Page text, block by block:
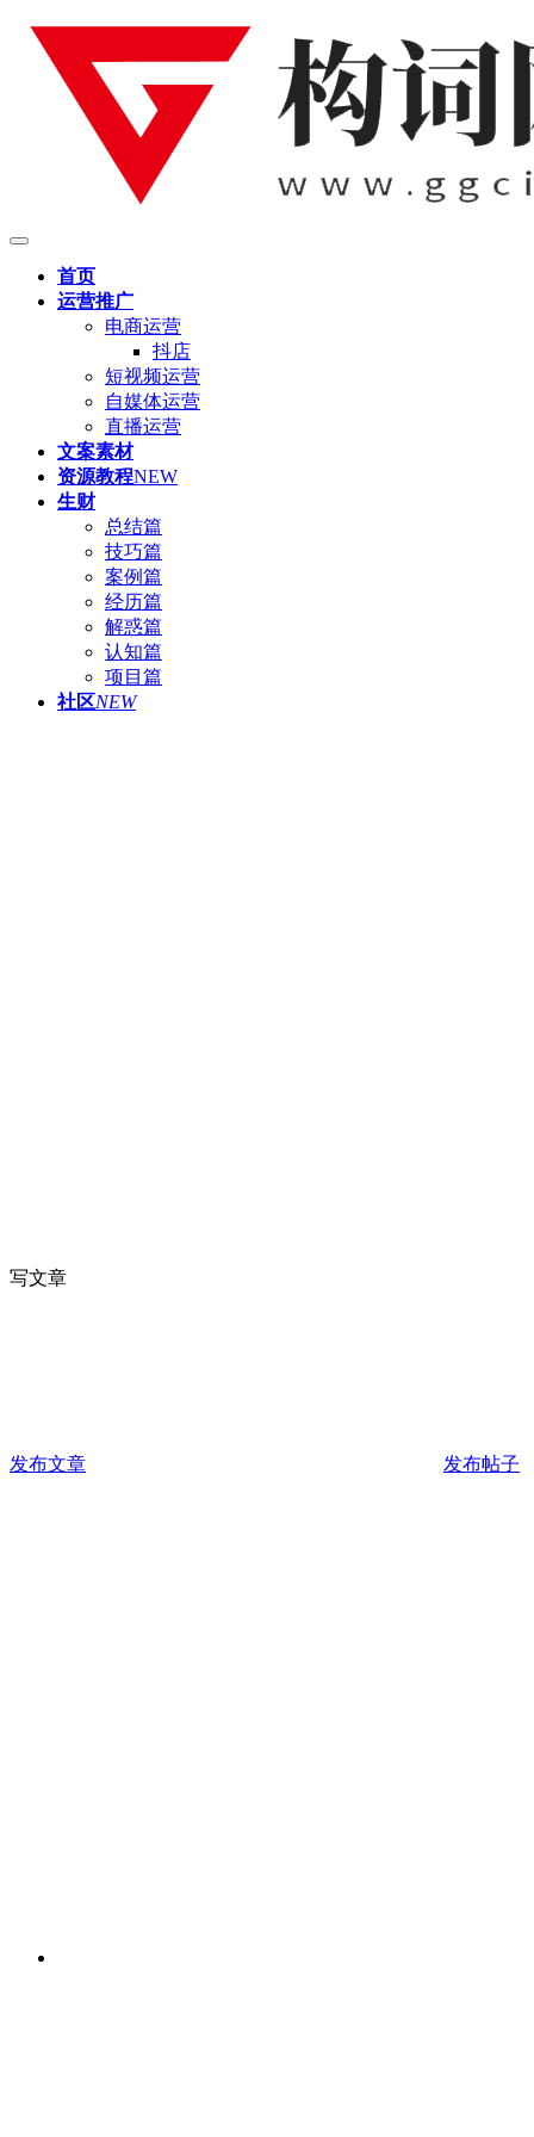
首页
运营推广
电商运营
抖店
短视频运营
自媒体运营
直播运营
文案素材
资源教程NEW
生财
总结篇
技巧篇
案例篇
经历篇
解惑篇
认知篇
项目篇
社区NEW
写文章
发布文章 发布帖子